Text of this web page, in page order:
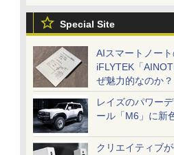
Special Site
AIスマートノー
iFLYTEK「
ぜ魅力的なのか？
レイズのパワー
ール「M6」に新
クリエイティブ